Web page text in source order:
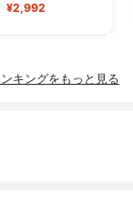
¥2,992
キングをもっと見る